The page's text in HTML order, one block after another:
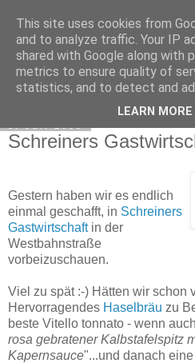
Exec Mampf
Schreiners
Gestern haben wir es endlich
einmal geschafft, in Schreiners
Gastwirtschaftin der
Westbahnstraße
vorbeizuschauen.
Viel zu spät :-) Hätten wir schon
Hervorragendes Haselbräu zu
beste Vitello tonnato - wenn
rosa gebratener Kalbstafelspitz
Kapernsauce"...und danach
This site uses cookies from
and to analyze traffic. Your IP
shared with Google along with
metrics to ensure quality of
statistics, and to detect and
LEARN MORE